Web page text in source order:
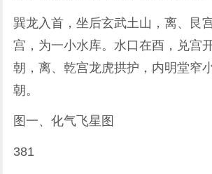
巽龙入首，坐后玄武土山，离、艮
宫，为一小水库。水口在酉，兑宫
朝，离、乾宫龙虎拱护，内明堂窄
朝。
图一、化气飞星图
381